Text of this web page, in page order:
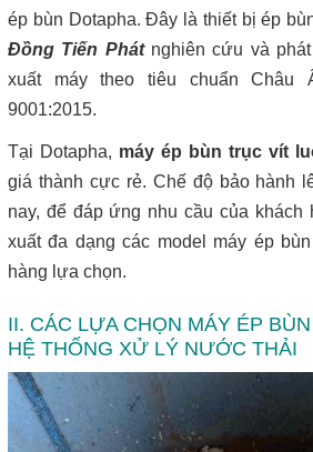
ép bùn Dotapha. Đây là thiết bị ép
Đồng Tiến Phátnghiên cứu và phát
xuất máy theo tiêu chuẩn Châu
9001:2015.
Tại Dotapha, máy ép bùn trục vít
giá thành cực rẻ. Chế độ bảo hành
nay, để đáp ứng nhu cầu của khách
xuất đa dạng các model máy ép
hàng lựa chọn.
II. CÁC LỰA CHỌN MÁY ÉP
HỆ THỐNG XỬ LÝ NƯỚC THẢI